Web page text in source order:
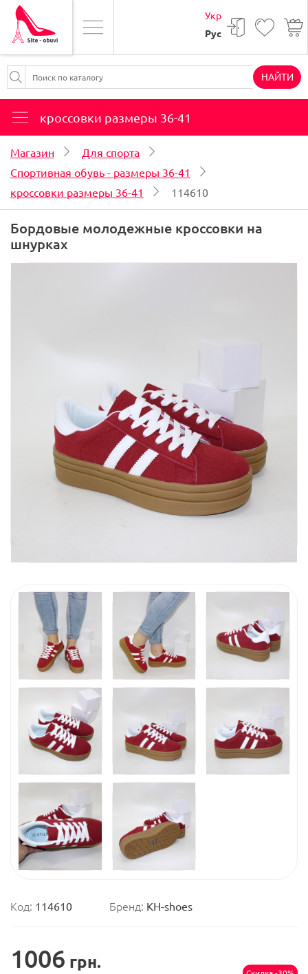
Укр
Рус
НАЙТИ
кроссовки размеры 36-41
Магазин
Для спорта
Спортивная обувь - размеры 36-41
кроссовки размеры 36-41
114610
Бордовые молодежные кроссовки на
шнурках
Код: 114610 Бренд: KH-shoes
1006 грн.